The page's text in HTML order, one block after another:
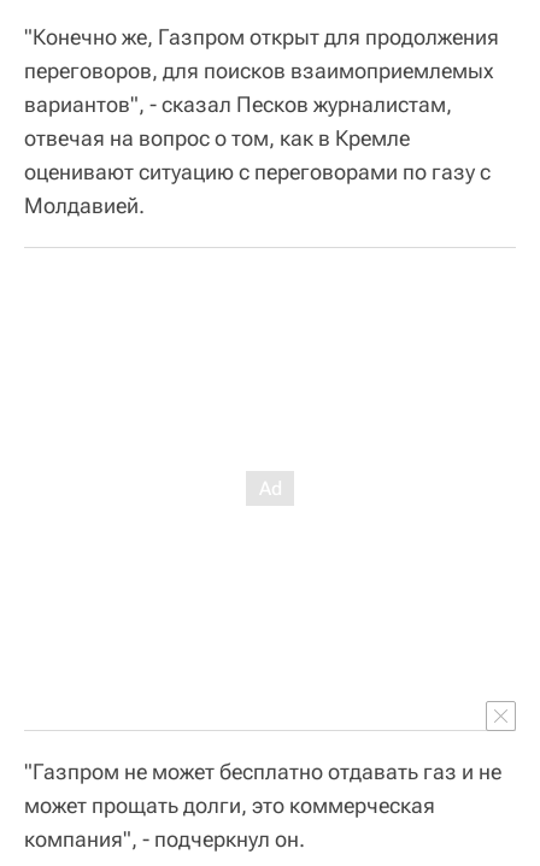
"Конечно же, Газпром открыт для продолжения
переговоров, для поисков взаимоприемлемых
вариантов", - сказал Песков журналистам,
отвечая на вопрос о том, как в Кремле
оценивают ситуацию с переговорами по газу с
Молдавией.
"Газпром не может бесплатно отдавать газ и не
может прощать долги, это коммерческая
компания", - подчеркнул он.